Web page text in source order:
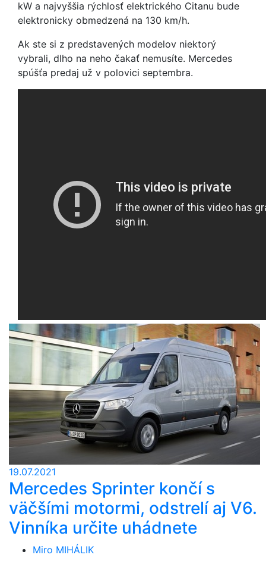
kW a najvyššia rýchlosť elektrického Citanu bude
elektronicky obmedzená na 130 km/h.
Ak ste si z predstavených modelov niektorý
vybrali, dlho na neho čakať nemusíte. Mercedes
spúšťa predaj už v polovici septembra.
19.07.2021
Mercedes Sprinter končí s
väčšími motormi, odstrelí aj V6.
Vinníka určite uhádnete
Miro MIHÁLIK